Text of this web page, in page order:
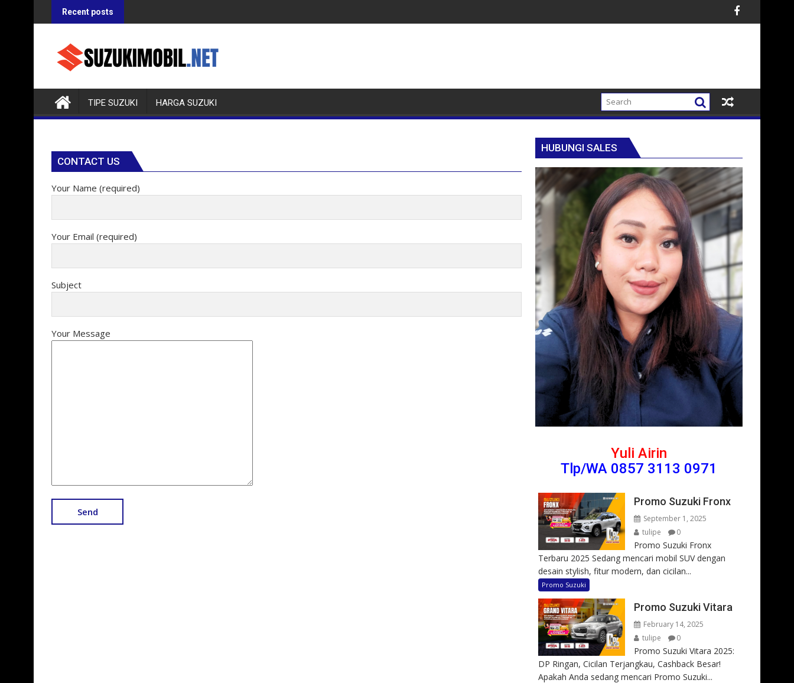
to
Recent posts
TIPE SUZUKI HARGA SUZUKI
CONTACT US
Your Name (required)
Your Email (required)
Subject
Your Message
HUBUNGI SALES
Yuli Airin
Tlp/WA 0857 3113 0971
Promo Suzuki Fronx
September 1, 2025
tulipe
0
Promo Suzuki Fronx
Terbaru 2025 Sedang mencari mobil SUV dengan
desain stylish, fitur modern, dan cicilan...
Promo Suzuki
Promo Suzuki Vitara
February 14, 2025
tulipe
0
Promo Suzuki Vitara 2025:
DP Ringan, Cicilan Terjangkau, Cashback Besar!
Apakah Anda sedang mencari Promo Suzuki...